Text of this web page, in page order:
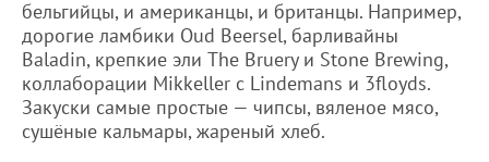
бельгийцы, и американцы, и британцы. Например,
дорогие ламбики Oud Beersel, барливайны
Baladin, крепкие эли The Bruery и Stone Brewing,
коллаборации Mikkeller с Lindemans и 3floyds.
Закуски самые простые — чипсы, вяленое мясо,
сушёные кальмары, жареный хлеб.